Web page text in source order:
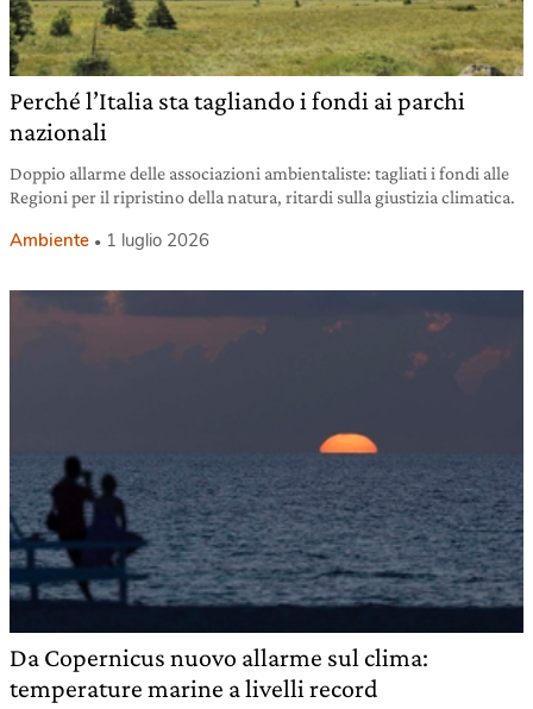
Perché l’Italia sta tagliando i fondi ai parchi
nazionali
Doppio allarme delle associazioni ambientaliste: tagliati i fondi alle
Regioni per il ripristino della natura, ritardi sulla giustizia climatica.
Ambiente 1 luglio 2026
Da Copernicus nuovo allarme sul clima:
temperature marine a livelli record